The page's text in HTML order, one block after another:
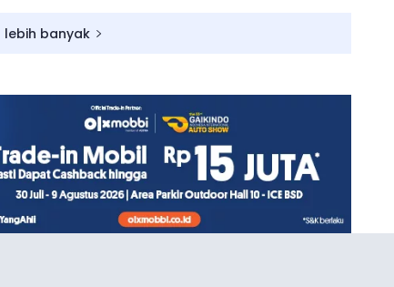
lebih banyak